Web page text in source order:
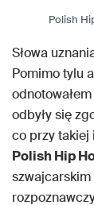
Polish
Słowa
Pomimo tylu
odbyły się
co przy takiej
Polish Hip
szwajcarskim